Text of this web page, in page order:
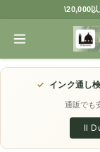
\20,000
✓ インク通し
通販でも
Il